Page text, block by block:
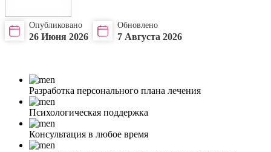
Опубликовано
26 Июня 2026
Обновлено
7 Августа 2026
Разработка персонального плана лечения
Психологическая поддержка
Консультация в любое время